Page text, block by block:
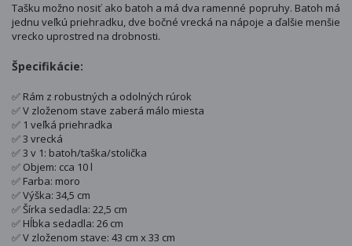
Tašku možno nosiť ako batoh a má dva ramenné popruhy. Batoh má
jednu veľkú priehradku, dve bočné vrecká na nápoje a ďalšie menšie
vrecko uprostred na drobnosti.
Špecifikácie:
✅ Rám z robustných a odolných rúrok
✅ V zloženom stave zaberá málo miesta
✅ 1 veľká priehradka
✅ 3 vrecká
✅ 3 v 1: batoh/taška/stolička
✅ Objem: cca 10 l
✅ Farba: moro
✅ Výška: 34,5 cm
✅ Šírka sedadla: 22,5 cm
✅ Hĺbka sedadla: 26 cm
✅ V zloženom stave: 43 cm x 33 cm